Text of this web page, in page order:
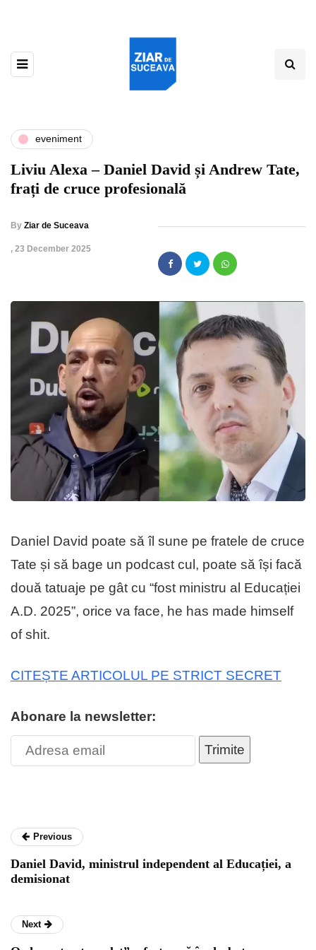
eveniment
Liviu Alexa – Daniel David și Andrew Tate,
frați de cruce profesională
By Ziar de Suceava
, 23 December 2025
Daniel David poate să îl sune pe fratele de cruce
Tate și să bage un podcast cul, poate să își facă
două tatuaje pe gât cu “fost ministru al Educației
A.D. 2025”, orice va face, he has made himself
of shit.
CITEȘTE ARTICOLUL PE STRICT SECRET
Abonare la newsletter:
Trimite
Previous
Daniel David, ministrul independent al Educației, a
demisionat
Next